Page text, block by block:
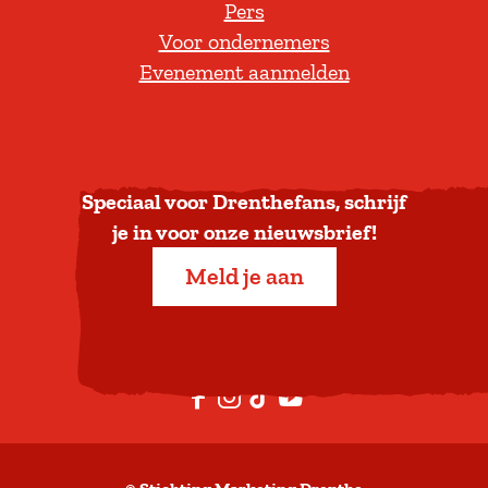
t
e
r
a
a
b
n
Pers
Voor ondernemers
Evenement aanmelden
Speciaal voor Drenthefans, schrijf
je in voor onze nieuwsbrief!
Meld je aan
F
a
I
n
T
i
Y
o